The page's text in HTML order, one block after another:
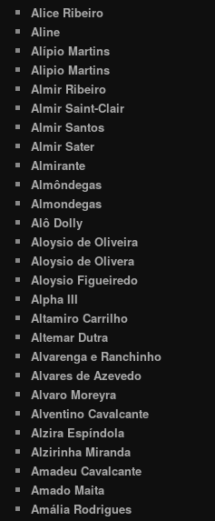
Alice Ribeiro
Aline
Alípio Martins
Alipio Martins
Almir Ribeiro
Almir Saint-Clair
Almir Santos
Almir Sater
Almirante
Almôndegas
Almondegas
Alô Dolly
Aloysio de Oliveira
Aloysio de Olivera
Aloysio Figueiredo
Alpha III
Altamiro Carrilho
Altemar Dutra
Alvarenga e Ranchinho
Alvares de Azevedo
Alvaro Moreyra
Alventino Cavalcante
Alzira Espíndola
Alzirinha Miranda
Amadeu Cavalcante
Amado Maita
Amália Rodrigues